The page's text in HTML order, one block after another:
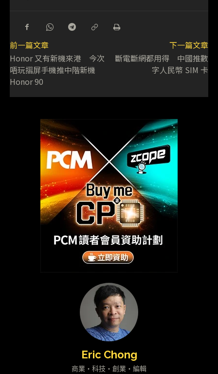
前一篇文章
Honor 又有新機來港 今次
唔玩摺屏手機推中階新機
Honor 90
下一篇文章
斷電斷網都用得 中國推數
字人民幣 SIM 卡
Eric Chong
商業・科技・創業・編輯